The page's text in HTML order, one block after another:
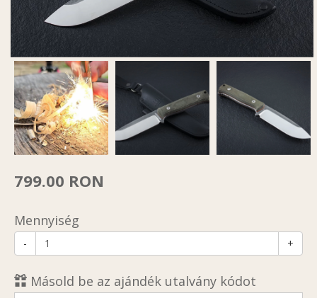
799.00 RON
Mennyiség
- +
Másold be az ajándék utalvány kódot